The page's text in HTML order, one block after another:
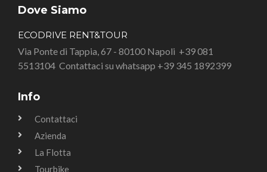
Dove Siamo
ECODRIVE RENT&TOUR
Via Ponte di Tappia, 67 - 80100 Napoli +39 081
5513104 Contattaci su whatsapp +39 345 1892399
Info
Contattaci
Azienda
La Flotta
Tourbike